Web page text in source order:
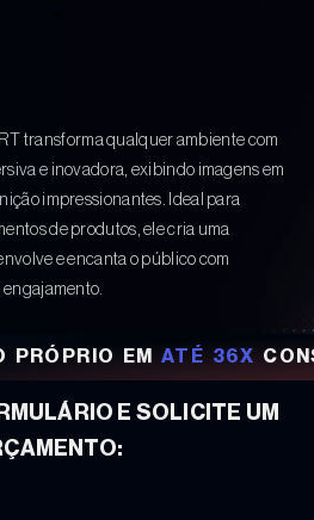
transforma qualquer ambiente com
e inovadora, exibindo imagens em
impressionantes. Ideal para
de produtos, ele cria uma
e encanta o público com
PRÓPRIO EM ATÉ 36X
E SOLICITE UM